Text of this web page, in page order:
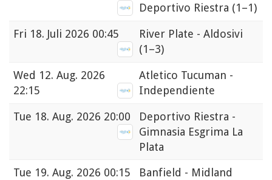
Deportivo Riestra (1–1)
Fri 18. Juli 2026 00:45
River Plate - Aldosivi
(1–3)
Wed 12. Aug. 2026
22:15
Atletico Tucuman -
Independiente
Tue 18. Aug. 2026 20:00
Deportivo Riestra -
Gimnasia Esgrima La
Plata
Tue 19. Aug. 2026 00:15 Banfield - Midland